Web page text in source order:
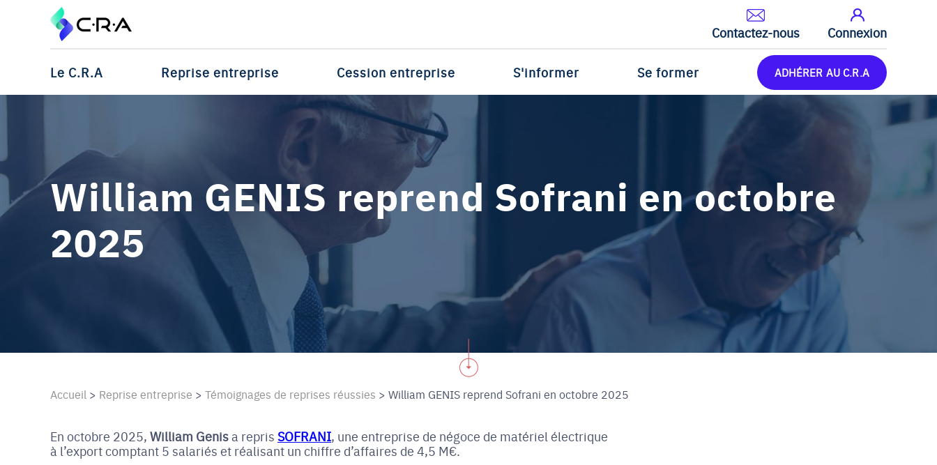
Contactez-nous Connexion
Le C.R.A Reprise entreprise Cession entreprise S'informer Se former ADHÉRER AU C.R.A
William GENIS reprend Sofrani en octobre
2025
Accueil > Reprise entreprise > Témoignages de reprises réussies > William GENIS reprend Sofrani en octobre 2025
En octobre 2025, William Genisa repris SOFRANI, une entreprise de négoce de matériel électrique
à l’export comptant 5 salariés et réalisant un chiffre d’affaires de 4,5 M€.